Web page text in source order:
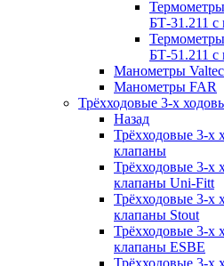
БТ-31.211 с
БТ-51.211 с
Манометры Valtec
Манометры FAR
Трёхходовые 3-х
Назад
Трёхходовые 3-х
клапаны
Трёхходовые 3-х
клапаны Uni-Fitt
Трёхходовые 3-х
клапаны Stout
Трёхходовые 3-х
клапаны ESBE
Трёхходовые 3-х